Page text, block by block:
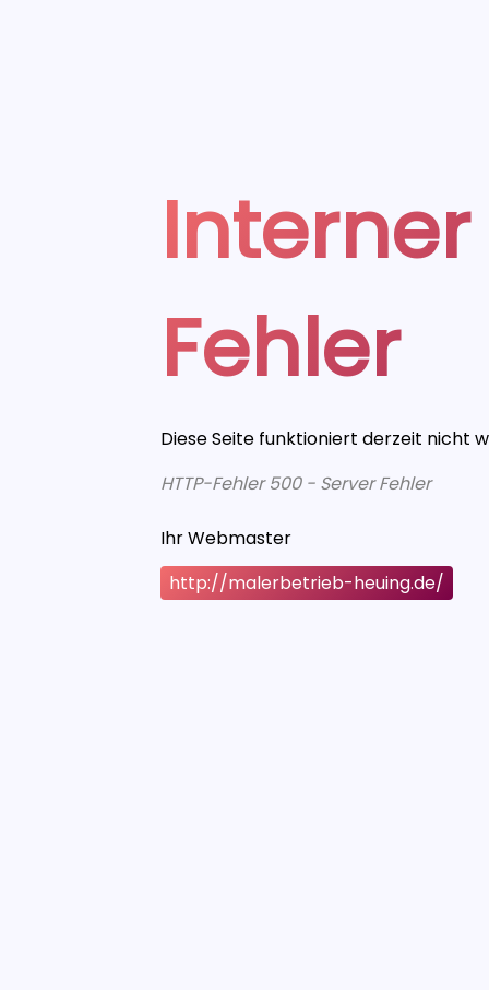
Fehler
Diese Seite funktioniert derzeit nicht
HTTP-Fehler 500 - Server Fehler
Ihr Webmaster
http://malerbetrieb-heuing.de/